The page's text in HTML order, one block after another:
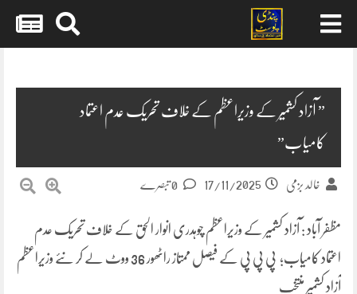
” آزاد کشمیر کے وزیراعظم کے خلاف تحریک عدم اعتماد
کامیاب”
خالد بزمی 17/11/2025
مظفر آباد : آزاد کشمیر کے وزیراعظم چوہدری انوار الحق کے خلاف تحریک عدم
اعتماد کامیاب؛ پی پی پی کے فیصل ممتاز راٹھور 36 ووٹ لے کر نئے وزیراعظم
آزاد کشمیر منتخب